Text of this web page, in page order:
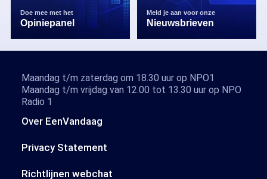
Doe mee met het
Opiniepanel
Meld je aan voor onze
Nieuwsbrieven
Over EenVandaag
Privacy Statement
Richtlijnen webchat
Maandag t/m zaterdag om 18.30 uur op NPO1
Maandag t/m vrijdag van 12.00 tot 13.30 uur op NPO
Radio 1